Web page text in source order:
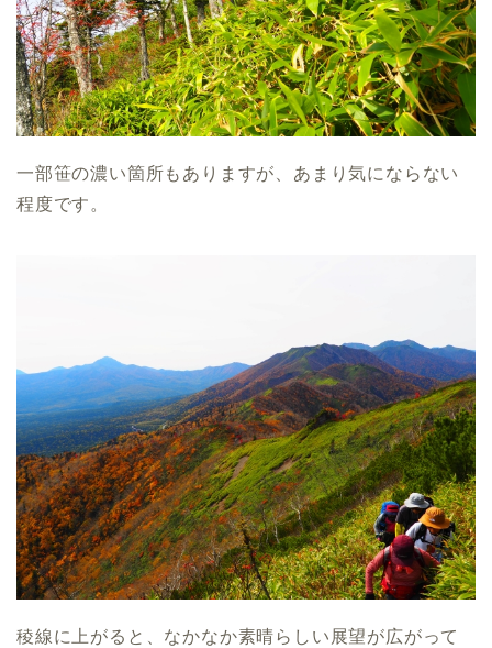
一部笹の濃い箇所もありますが、あまり気にならない
程度です。
稜線に上がると、なかなか素晴らしい展望が広がって